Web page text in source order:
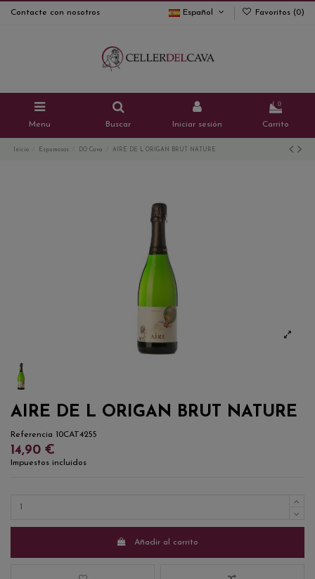
Contacte con nosotros Español Favoritos (0)
Menu Buscar Iniciar sesión
0
Carrito
Inicio Espumosos DO Cava AIRE DE L ORIGAN BRUT NATURE
AIRE DE L ORIGAN BRUT NATURE
Referencia 10CAT4255
14,90 €
Impuestos incluidos
Añadir al carrito